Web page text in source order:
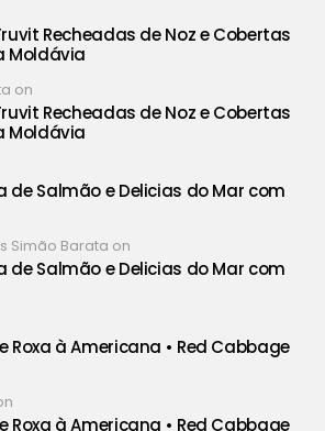
Recheadas de Noz e Cobertas
Moldávia
on
Recheadas de Noz e Cobertas
Moldávia
de Salmão e Delicias do Mar com
Simão Barata on
de Salmão e Delicias do Mar com
Roxa à Americana • Red Cabbage
Roxa à Americana • Red Cabbage